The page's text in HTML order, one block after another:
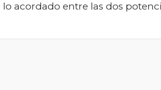
acordado entre las dos